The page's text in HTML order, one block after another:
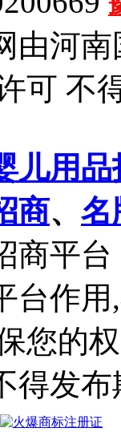
由河
可 不
儿用品
商、 名
商平台
台作
您的
得发